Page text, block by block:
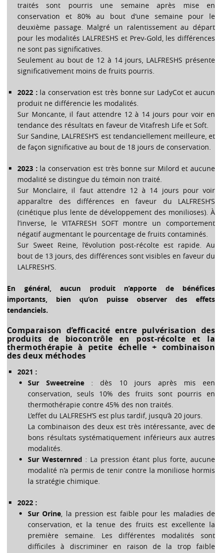
traités sont pourris une semaine après mise en
conservation et 80% au bout d’une semaine pour le
deuxième passage. Malgré un ralentissement au départ
pour les modalités LALFRESHS et Prev-Gold, les différences
ne sont pas significatives.
Seulement au bout de 12 à 14 jours, LALFRESHS présente
significativement moins de fruits pourris.
2022 : la conservation est très bonne sur LadyCot et aucun
produit ne différencie les modalités.
Sur Moncante, il faut attendre 12 à 14 jours pour voir en
tendance des résultats en faveur de Vitafresh Life et Soft.
Sur Sandine, LALFRESH’S est tendanciellement meilleure, et
de façon significative au bout de 18 jours de conservation.
2023 : la conservation est très bonne sur Milord et aucune
modalité se distingue du témoin non traité.
Sur Monclaire, il faut attendre 12 à 14 jours pour voir
apparaître des différences en faveur du LALFRESH’S
(cinétique plus lente de développement des monilioses). À
l’inverse, le VITAFRESH SOFT montre un comportement
négatif augmentant le pourcentage de fruits contaminés.
Sur Sweet Reine, l’évolution post-récolte est rapide. Au
bout de 13 jours, des différences sont visibles en faveur du
LALFRESH’S.
En général, aucun produit n’apporte de bénéfices
importants, bien qu’on puisse observer des effets
tendanciels.
Comparaison d’efficacité entre pulvérisation des
produits de biocontrôle en post-récolte et la
thermothérapie à petite échelle + combinaison
des deux méthodes
2021 :
Sur Sweetreine : dès 10 jours après mis een
conservation, seuls 10% des fruits sont pourris en
thermothérapie contre 45% des non traités.
L’effet du LALFRESH’S est plus tardif, jusqu’à 20 jours.
La combinaison des deux est très intéressante, avec de
bons résultats systématiquement inférieurs aux autres
modalités.
Sur Westernred : La pression étant plus forte, aucune
modalité n’a permis de tenir contre la moniliose hormis
la stratégie chimique.
2022 :
Sur Orine , la pression est faible pour les maladies de
conservation, et la tenue des fruits est excellente la
première semaine. Les différentes modalités sont
difficiles à discriminer en raison de la trop faible